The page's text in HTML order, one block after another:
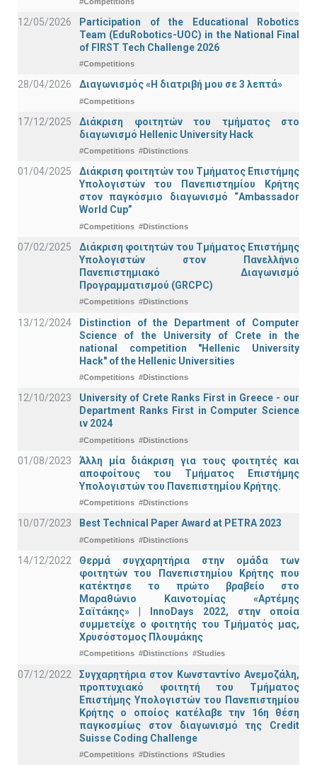
12/05/2026
Participation of the Educational Robotics
Team (EduRobotics-UOC) in the National Final
of FIRST Tech Challenge 2026
#Competitions
28/04/2026 Διαγωνισμός «Η διατριβή μου σε 3 λεπτά»
#Competitions
17/12/2025
Διάκριση φοιτητών του τμήματος στο
διαγωνισμό Hellenic University Hack
#Competitions #Distinctions
01/04/2025
Διάκριση φοιτητών του Τμήματος Επιστήμης
Υπολογιστών του Πανεπιστημίου Κρήτης
στον παγκόσμιο διαγωνισμό “Ambassador
World Cup”
#Competitions #Distinctions
07/02/2025
Διάκριση φοιτητών του Τμήματος Επιστήμης
Υπολογιστών στον Πανελλήνιο
Πανεπιστημιακό Διαγωνισμό
Προγραμματισμού (GRCPC)
#Competitions #Distinctions
13/12/2024
Distinction of the Department of Computer
Science of the University of Crete in the
national competition "Hellenic University
Hack" of the Hellenic Universities
#Competitions #Distinctions
12/10/2023
University of Crete Ranks First in Greece - our
Department Ranks First in Computer Science
ιν 2024
#Competitions #Distinctions
01/08/2023
Άλλη μία διάκριση για τους φοιτητές και
αποφοίτους του Τμήματος Επιστήμης
Υπολογιστών του Πανεπιστημίου Κρήτης.
#Competitions #Distinctions
10/07/2023 Best Technical Paper Award at PETRA 2023
#Competitions #Distinctions
14/12/2022
Θερμά συγχαρητήρια στην ομάδα των
φοιτητών του Πανεπιστημίου Κρήτης που
κατέκτησε το πρώτο βραβείο στο
Μαραθώνιο Καινοτομίας «Αρτέμης
Σαϊτάκης» | InnoDays 2022, στην οποία
συμμετείχε ο φοιτητής του Τμήματός μας,
Χρυσόστομος Πλουμάκης
#Competitions #Distinctions #Studies
07/12/2022
Συγχαρητήρια στον Κωνσταντίνο Ανεμοζάλη,
προπτυχιακό φοιτητή του Τμήματος
Επιστήμης Υπολογιστών του Πανεπιστημίου
Κρήτης ο οποίος κατέλαβε την 16η θέση
παγκοσμίως στον διαγωνισμό της Credit
Suisse Coding Challenge
#Competitions #Distinctions #Studies